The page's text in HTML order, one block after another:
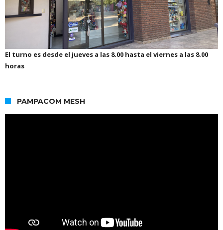
El turno es desde el jueves a las 8.00 hasta el viernes a las 8.00
horas
PAMPACOM MESH